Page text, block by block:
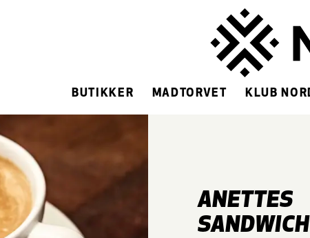
BUTIKKER MADTORVET KLUB
ANETTES
SANDWICH